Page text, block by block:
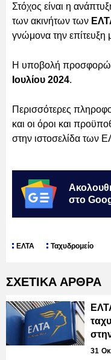
Στόχος είναι η
των ακινήτων των
γνώμονα την επίτευξη
Η υποβολή προσφορών
Ιουλίου 2024.
Περισσότερες
και οι όροι και
στην ιστοσελίδα των
στο
ΕΛΤΑ Ταχυδρομείο
ΣΧΕΤΙΚΑ ΑΡΘΡΑ
31